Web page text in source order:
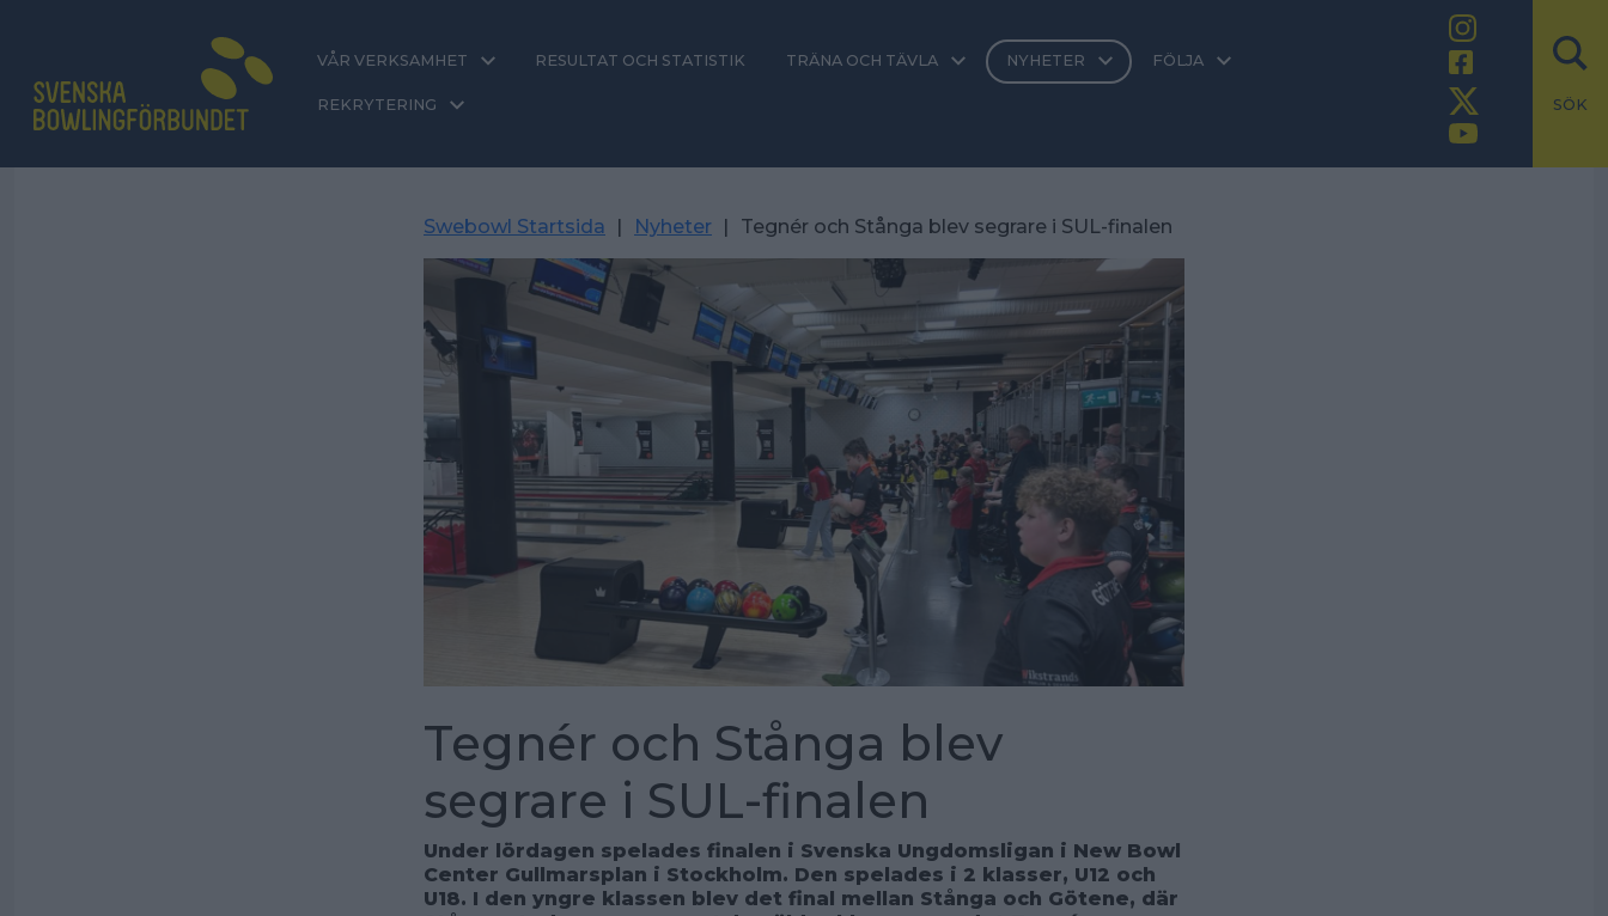
VÅR VERKSAMHET RESULTAT OCH STATISTIK TRÄNA OCH TÄVLA NYHETER FÖLJA
SÖK
REKRYTERING
Swebowl Startsida | Nyheter | Tegnér och Stånga blev segrare i SUL-finalen
Tegnér och Stånga blev
segrare i SUL-finalen
Under lördagen spelades finalen i Svenska Ungdomsligan i New Bowl
Center Gullmarsplan i Stockholm. Den spelades i 2 klasser, U12 och
U18. I den yngre klassen blev det final mellan Stånga och Götene, där